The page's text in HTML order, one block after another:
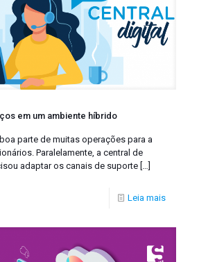
em um ambiente híbrido
parte de muitas operações para a
Paralelamente, a central de
adaptar os canais de suporte […]
Leia mais